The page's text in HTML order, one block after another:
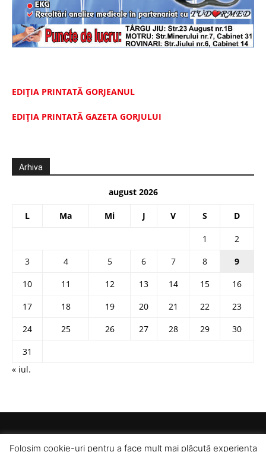
EDIȚIA PRINTATĂ GORJEANUL
EDIŢIA PRINTATĂ GAZETA GORJULUI
Arhiva
august 2026
L Ma Mi J V S D
1
2
3
4 5 6 7 8
9
10
11 12 13 14 15
16
17
18 19 20 21 22
23
24
25 26 27 28 29
30
31
« iul.
Folosim cookie-uri pentru a face mult mai plăcută experiența